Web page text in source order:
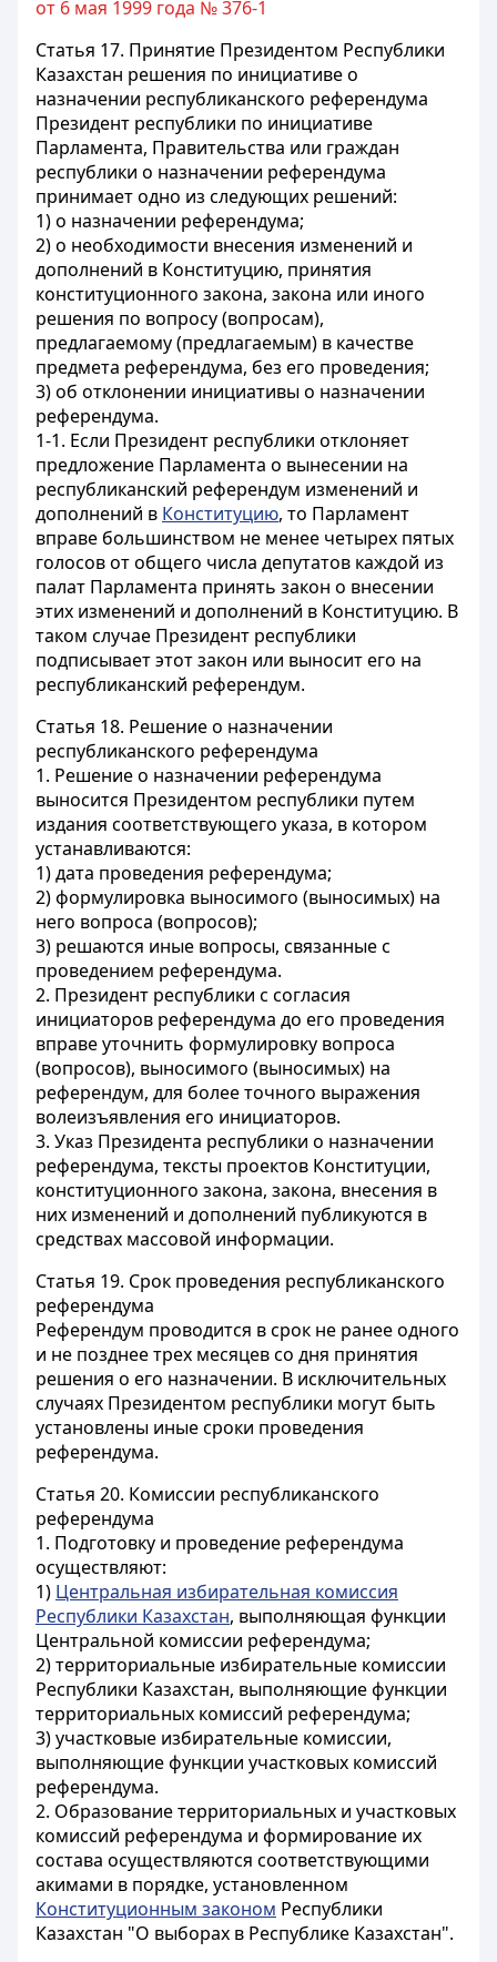
от 6 мая 1999 года № 376-1
Статья 17. Принятие Президентом Республики
Казахстан решения по инициативе о
назначении республиканского референдума
Президент республики по инициативе
Парламента, Правительства или граждан
республики о назначении референдума
принимает одно из следующих решений:
1) о назначении референдума;
2) о необходимости внесения изменений и
дополнений в Конституцию, принятия
конституционного закона, закона или иного
решения по вопросу (вопросам),
предлагаемому (предлагаемым) в качестве
предмета референдума, без его проведения;
3) об отклонении инициативы о назначении
референдума.
1-1. Если Президент республики отклоняет
предложение Парламента о вынесении на
республиканский референдум изменений и
дополнений в Конституцию, то Парламент
вправе большинством не менее четырех пятых
голосов от общего числа депутатов каждой из
палат Парламента принять закон о внесении
этих изменений и дополнений в Конституцию. В
таком случае Президент республики
подписывает этот закон или выносит его на
республиканский референдум.
Статья 18. Решение о назначении
республиканского референдума
1. Решение о назначении референдума
выносится Президентом республики путем
издания соответствующего указа, в котором
устанавливаются:
1) дата проведения референдума;
2) формулировка выносимого (выносимых) на
него вопроса (вопросов);
3) решаются иные вопросы, связанные с
проведением референдума.
2. Президент республики с согласия
инициаторов референдума до его проведения
вправе уточнить формулировку вопроса
(вопросов), выносимого (выносимых) на
референдум, для более точного выражения
волеизъявления его инициаторов.
3. Указ Президента республики о назначении
референдума, тексты проектов Конституции,
конституционного закона, закона, внесения в
них изменений и дополнений публикуются в
средствах массовой информации.
Статья 19. Срок проведения республиканского
референдума
Референдум проводится в срок не ранее одного
и не позднее трех месяцев со дня принятия
решения о его назначении. В исключительных
случаях Президентом республики могут быть
установлены иные сроки проведения
референдума.
Статья 20. Комиссии республиканского
референдума
1. Подготовку и проведение референдума
осуществляют:
1) Центральная избирательная комиссия
Республики Казахстан, выполняющая функции
Центральной комиссии референдума;
2) территориальные избирательные комиссии
Республики Казахстан, выполняющие функции
территориальных комиссий референдума;
3) участковые избирательные комиссии,
выполняющие функции участковых комиссий
референдума.
2. Образование территориальных и участковых
комиссий референдума и формирование их
состава осуществляются соответствующими
акимами в порядке, установленном
Конституционным законом Республики
Казахстан "О выборах в Республике Казахстан".